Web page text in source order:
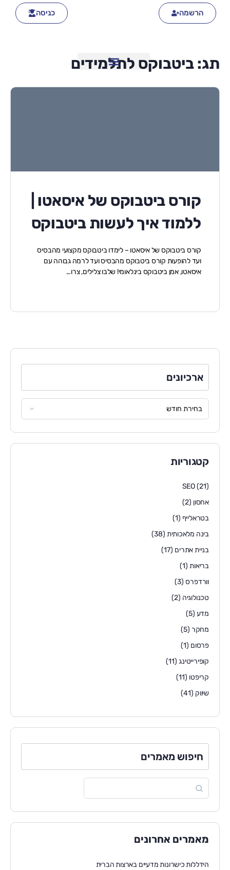
הרשמה כניסה
תג:ביטבוקס לתלמידים
קורס ביטבוקס של איסאטו |
ללמוד איך לעשות ביטבוקס
קורס ביטבוקס של איסאטו – לימדו ביטבוקס מקצועי מהבסיס
ועד להופעות קורס ביטבוקס מהבסיס ועד לרמה גבוהה עם
איסאטו, אמן ביטבוקס בינלאומי! שלבו צלילים, צרו…
ארכיונים
קטגוריות
SEO(21)
אחסון (2)
בטראלייף (1)
בינה מלאכותית (38)
בניית אתרים (17)
בריאות(1)
וורדפרס (3)
טכנולוגיה (2)
מדע (5)
מחקר (5)
פרסום (1)
קופירייטינג(11)
קריפטו (11)
שיווק (41)
חיפוש מאמרים
מאמרים אחרונים
הידללות כישרונות מדעיים בארצות הברית